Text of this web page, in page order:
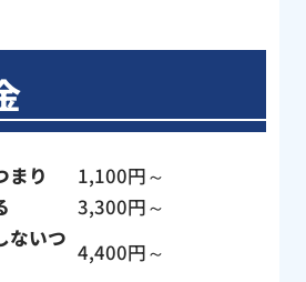
まり
1,100円～
3,300円～
ないつ
4,400円～